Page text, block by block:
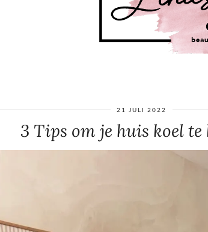
21 JULI 2022
3 Tips om je huis koel te